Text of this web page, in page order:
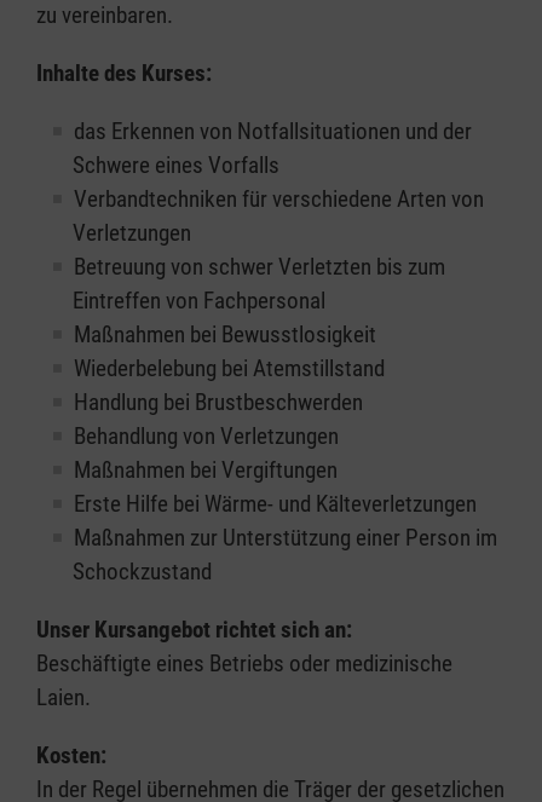
zu vereinbaren.
Inhalte des Kurses:
das Erkennen von Notfallsituationen und der
Schwere eines Vorfalls
Verbandtechniken für verschiedene Arten von
Verletzungen
Betreuung von schwer Verletzten bis zum
Eintreffen von Fachpersonal
Maßnahmen bei Bewusstlosigkeit
Wiederbelebung bei Atemstillstand
Handlung bei Brustbeschwerden
Behandlung von Verletzungen
Maßnahmen bei Vergiftungen
Erste Hilfe bei Wärme- und Kälteverletzungen
Maßnahmen zur Unterstützung einer Person im
Schockzustand
Unser Kursangebot richtet sich an:
Beschäftigte eines Betriebs oder medizinische
Laien.
Kosten:
In der Regel übernehmen die Träger der gesetzlichen